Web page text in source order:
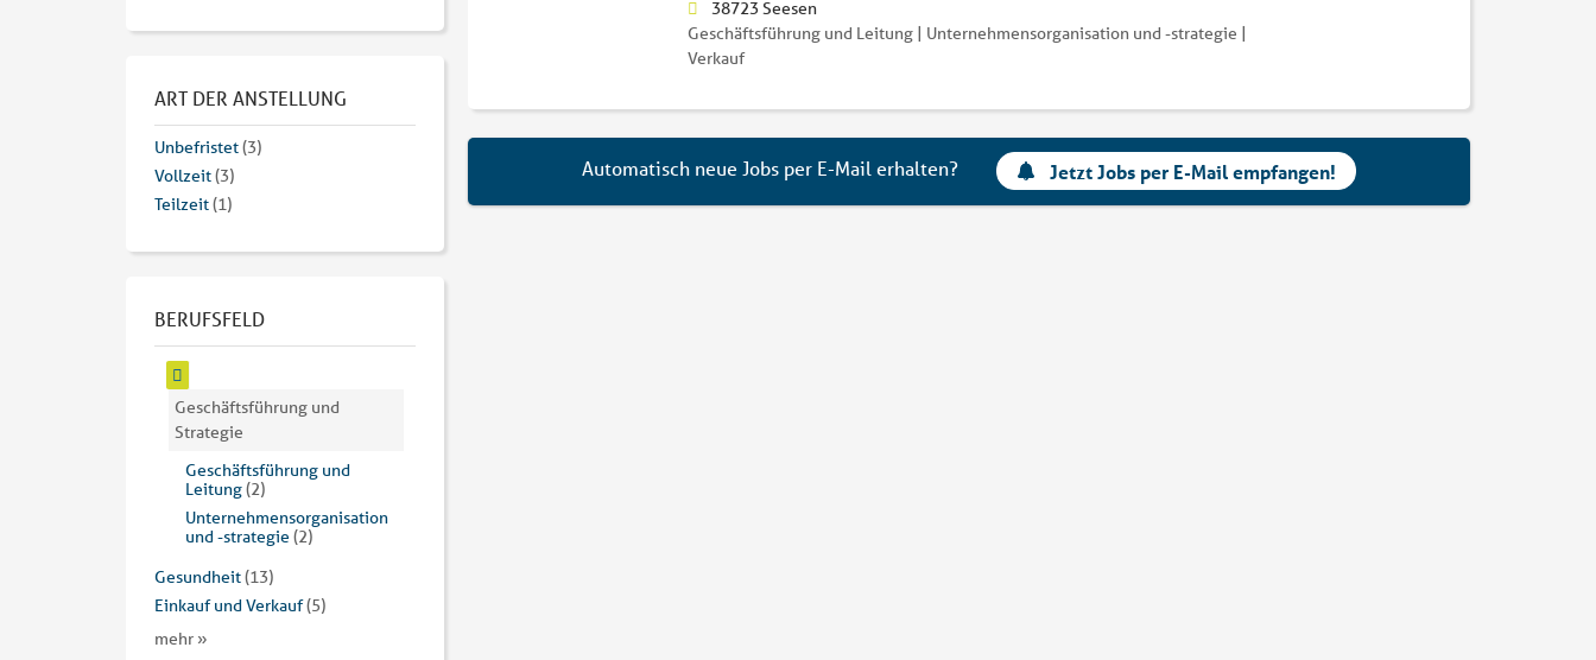
38723 Seesen
Geschäftsführung und Leitung | Unternehmensorganisation und -strategie |
Verkauf
Automatisch neue Jobs per E-Mail erhalten? Jetzt Jobs per E-Mail empfangen!
ART DER ANSTELLUNG
Unbefristet(3)
Vollzeit(3)
Teilzeit(1)
BERUFSFELD
Geschäftsführung und
Strategie
Geschäftsführung und
Leitung(2)
Unternehmensorganisation
und -strategie (2)
Gesundheit(13)
Einkauf und Verkauf(5)
mehr »